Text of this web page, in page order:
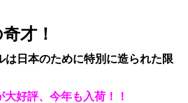
才！
は 日本のために特別に造られた限
好評、今年も入荷！！